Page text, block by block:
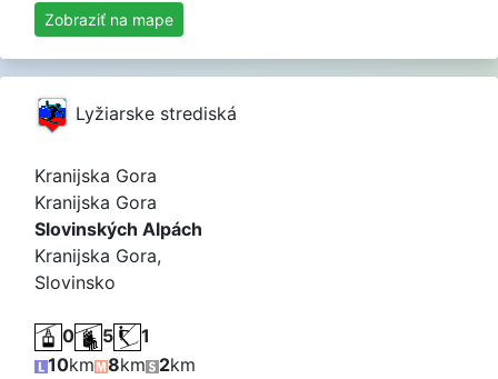
Zobraziť na mape
Lyžiarske strediská
Kranijska Gora
Kranijska Gora
Slovinských Alpách
Kranijska Gora,
Slovinsko
0 5
1
10km 8km 2km